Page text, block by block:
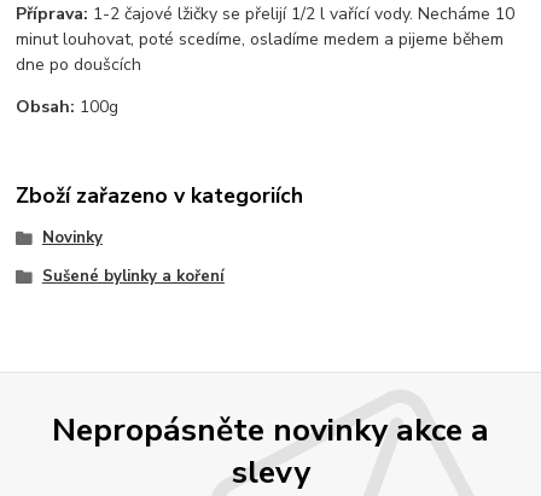
Příprava: 1-2 čajové lžičky se přelijí 1/2 l vařící vody. Necháme 10
minut louhovat, poté scedíme, osladíme medem a pijeme během
dne po doušcích
Obsah: 100g
Zboží zařazeno v kategoriích
Novinky
Sušené bylinky a koření
Nepropásněte novinky akce a
slevy